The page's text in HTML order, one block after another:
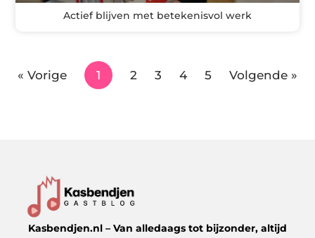
Actief blijven met betekenisvol werk
« Vorige 1 2 3 4 5 Volgende »
Kasbendjen.nl – Van alledaags tot bijzonder, altijd